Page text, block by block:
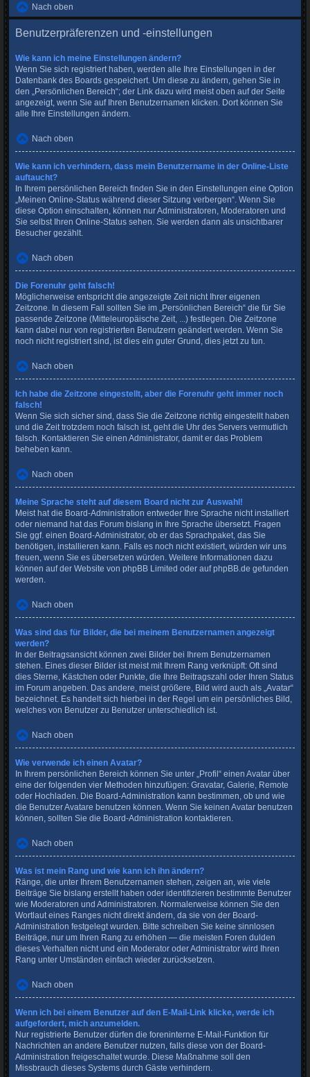
Nach oben
Benutzerpräferenzen und -einstellungen
Wie kann ich meine Einstellungen ändern?
Wenn Sie sich registriert haben, werden alle Ihre Einstellungen in der
Datenbank des Boards gespeichert. Um diese zu ändern, gehen Sie in
den „Persönlichen Bereich“; der Link dazu wird meist oben auf der Seite
angezeigt, wenn Sie auf Ihren Benutzernamen klicken. Dort können Sie
alle Ihre Einstellungen ändern.
Nach oben
Wie kann ich verhindern, dass mein Benutzername in der Online-Liste
auftaucht?
In Ihrem persönlichen Bereich finden Sie in den Einstellungen eine Option
„Meinen Online-Status während dieser Sitzung verbergen“. Wenn Sie
diese Option einschalten, können nur Administratoren, Moderatoren und
Sie selbst Ihren Online-Status sehen. Sie werden dann als unsichtbarer
Besucher gezählt.
Nach oben
Die Forenuhr geht falsch!
Möglicherweise entspricht die angezeigte Zeit nicht Ihrer eigenen
Zeitzone. In diesem Fall sollten Sie im „Persönlichen Bereich“ die für Sie
passende Zeitzone (Mitteleuropäische Zeit, ...) festlegen. Die Zeitzone
kann dabei nur von registrierten Benutzern geändert werden. Wenn Sie
noch nicht registriert sind, ist dies ein guter Grund, dies jetzt zu tun.
Nach oben
Ich habe die Zeitzone eingestellt, aber die Forenuhr geht immer noch
falsch!
Wenn Sie sich sicher sind, dass Sie die Zeitzone richtig eingestellt haben
und die Zeit trotzdem noch falsch ist, geht die Uhr des Servers vermutlich
falsch. Kontaktieren Sie einen Administrator, damit er das Problem
beheben kann.
Nach oben
Meine Sprache steht auf diesem Board nicht zur Auswahl!
Meist hat die Board-Administration entweder Ihre Sprache nicht installiert
oder niemand hat das Forum bislang in Ihre Sprache übersetzt. Fragen
Sie ggf. einen Board-Administrator, ob er das Sprachpaket, das Sie
benötigen, installieren kann. Falls es noch nicht existiert, würden wir uns
freuen, wenn Sie es übersetzen würden. Weitere Informationen dazu
können auf der Website von phpBB Limited oder aufphpBB.de gefunden
werden.
Nach oben
Was sind das für Bilder, die bei meinem Benutzernamen angezeigt
werden?
In der Beitragsansicht können zwei Bilder bei Ihrem Benutzernamen
stehen. Eines dieser Bilder ist meist mit Ihrem Rang verknüpft: Oft sind
dies Sterne, Kästchen oder Punkte, die Ihre Beitragszahl oder Ihren Status
im Forum angeben. Das andere, meist größere, Bild wird auch als „Avatar“
bezeichnet. Es handelt sich hierbei in der Regel um ein persönliches Bild,
welches von Benutzer zu Benutzer unterschiedlich ist.
Nach oben
Wie verwende ich einen Avatar?
In Ihrem persönlichen Bereich können Sie unter „Profil“ einen Avatar über
eine der folgenden vier Methoden hinzufügen: Gravatar, Galerie, Remote
oder Hochladen. Die Board-Administration kann bestimmen, ob und wie
die Benutzer Avatare benutzen können. Wenn Sie keinen Avatar benutzen
können, sollten Sie die Board-Administration kontaktieren.
Nach oben
Was ist mein Rang und wie kann ich ihn ändern?
Ränge, die unter Ihrem Benutzernamen stehen, zeigen an, wie viele
Beiträge Sie bislang erstellt haben oder identifizieren bestimmte Benutzer
wie Moderatoren und Administratoren. Normalerweise können Sie den
Wortlaut eines Ranges nicht direkt ändern, da sie von der Board-
Administration festgelegt wurden. Bitte schreiben Sie keine sinnlosen
Beiträge, nur um Ihren Rang zu erhöhen — die meisten Foren dulden
dieses Verhalten nicht und ein Moderator oder Administrator wird Ihren
Rang unter Umständen einfach wieder zurücksetzen.
Nach oben
Wenn ich bei einem Benutzer auf den E-Mail-Link klicke, werde ich
aufgefordert, mich anzumelden.
Nur registrierte Benutzer dürfen die foreninterne E-Mail-Funktion für
Nachrichten an andere Benutzer nutzen, falls diese von der Board-
Administration freigeschaltet wurde. Diese Maßnahme soll den
Missbrauch dieses Systems durch Gäste verhindern.